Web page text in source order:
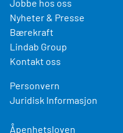
Jobbe hos oss
Nyheter & Presse
Bærekraft
Lindab Group
Kontakt oss
Personvern
Juridisk Informasjon
Åpenhetsloven